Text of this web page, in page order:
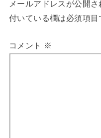
メールアドレスが公開さ
付いている欄は必須項目
コメント ※